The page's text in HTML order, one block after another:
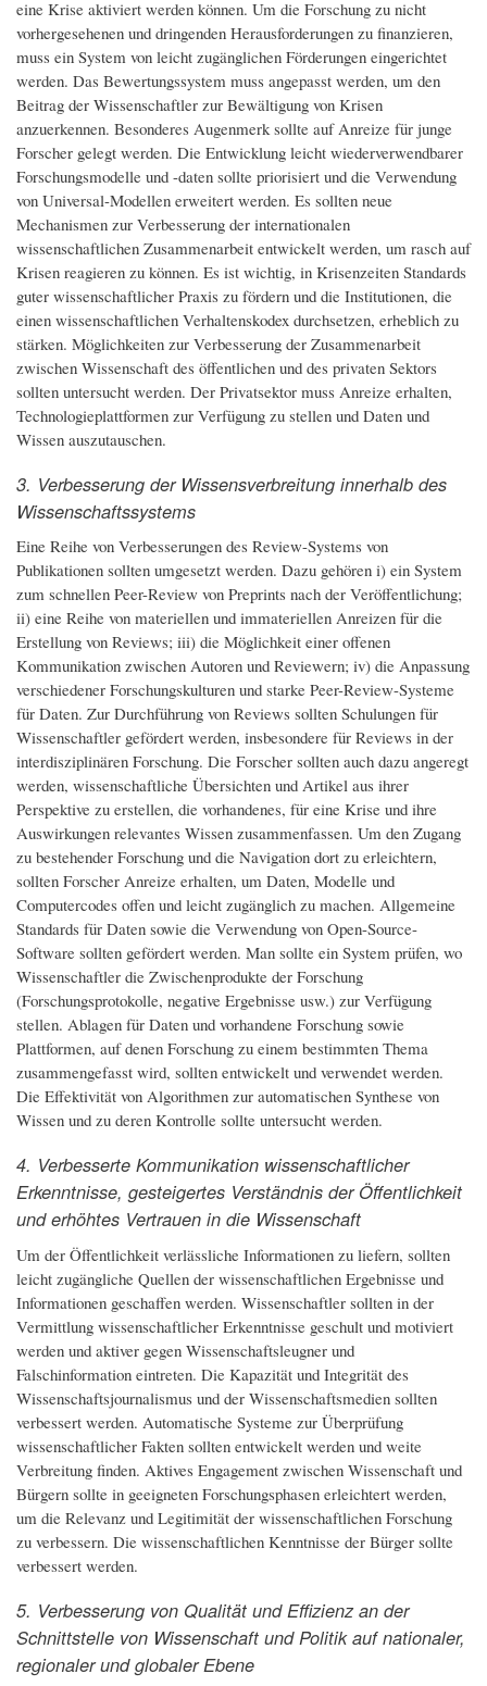
eine Krise aktiviert werden können. Um die Forschung zu nicht
vorhergesehenen und dringenden Herausforderungen zu finanzieren,
muss ein System von leicht zugänglichen Förderungen eingerichtet
werden. Das Bewertungssystem muss angepasst werden, um den
Beitrag der Wissenschaftler zur Bewältigung von Krisen
anzuerkennen. Besonderes Augenmerk sollte auf Anreize für junge
Forscher gelegt werden. Die Entwicklung leicht wiederverwendbarer
Forschungsmodelle und -daten sollte priorisiert und die Verwendung
von Universal-Modellen erweitert werden. Es sollten neue
Mechanismen zur Verbesserung der internationalen
wissenschaftlichen Zusammenarbeit entwickelt werden, um rasch auf
Krisen reagieren zu können. Es ist wichtig, in Krisenzeiten Standards
guter wissenschaftlicher Praxis zu fördern und die Institutionen, die
einen wissenschaftlichen Verhaltenskodex durchsetzen, erheblich zu
stärken. Möglichkeiten zur Verbesserung der Zusammenarbeit
zwischen Wissenschaft des öffentlichen und des privaten Sektors
sollten untersucht werden. Der Privatsektor muss Anreize erhalten,
Technologieplattformen zur Verfügung zu stellen und Daten und
Wissen auszutauschen.
3. Verbesserung der Wissensverbreitung innerhalb des
Wissenschaftssystems
Eine Reihe von Verbesserungen des Review-Systems von
Publikationen sollten umgesetzt werden. Dazu gehören i) ein System
zum schnellen Peer-Review von Preprints nach der Veröffentlichung;
ii) eine Reihe von materiellen und immateriellen Anreizen für die
Erstellung von Reviews; iii) die Möglichkeit einer offenen
Kommunikation zwischen Autoren und Reviewern; iv) die Anpassung
verschiedener Forschungskulturen und starke Peer-Review-Systeme
für Daten. Zur Durchführung von Reviews sollten Schulungen für
Wissenschaftler gefördert werden, insbesondere für Reviews in der
interdisziplinären Forschung. Die Forscher sollten auch dazu angeregt
werden, wissenschaftliche Übersichten und Artikel aus ihrer
Perspektive zu erstellen, die vorhandenes, für eine Krise und ihre
Auswirkungen relevantes Wissen zusammenfassen. Um den Zugang
zu bestehender Forschung und die Navigation dort zu erleichtern,
sollten Forscher Anreize erhalten, um Daten, Modelle und
Computercodes offen und leicht zugänglich zu machen. Allgemeine
Standards für Daten sowie die Verwendung von Open-Source-
Software sollten gefördert werden. Man sollte ein System prüfen, wo
Wissenschaftler die Zwischenprodukte der Forschung
(Forschungsprotokolle, negative Ergebnisse usw.) zur Verfügung
stellen. Ablagen für Daten und vorhandene Forschung sowie
Plattformen, auf denen Forschung zu einem bestimmten Thema
zusammengefasst wird, sollten entwickelt und verwendet werden.
Die Effektivität von Algorithmen zur automatischen Synthese von
Wissen und zu deren Kontrolle sollte untersucht werden.
4. Verbesserte Kommunikation wissenschaftlicher
Erkenntnisse, gesteigertes Verständnis der Öffentlichkeit
und erhöhtes Vertrauen in die Wissenschaft
Um der Öffentlichkeit verlässliche Informationen zu liefern, sollten
leicht zugängliche Quellen der wissenschaftlichen Ergebnisse und
Informationen geschaffen werden. Wissenschaftler sollten in der
Vermittlung wissenschaftlicher Erkenntnisse geschult und motiviert
werden und aktiver gegen Wissenschaftsleugner und
Falschinformation eintreten. Die Kapazität und Integrität des
Wissenschaftsjournalismus und der Wissenschaftsmedien sollten
verbessert werden. Automatische Systeme zur Überprüfung
wissenschaftlicher Fakten sollten entwickelt werden und weite
Verbreitung finden. Aktives Engagement zwischen Wissenschaft und
Bürgern sollte in geeigneten Forschungsphasen erleichtert werden,
um die Relevanz und Legitimität der wissenschaftlichen Forschung
zu verbessern. Die wissenschaftlichen Kenntnisse der Bürger sollte
verbessert werden.
5. Verbesserung von Qualität und Effizienz an der
Schnittstelle von Wissenschaft und Politik auf nationaler,
regionaler und globaler Ebene